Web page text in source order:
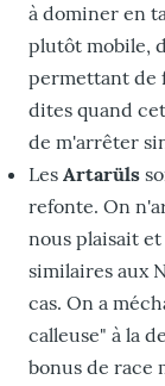
à dominer en
plutôt mobile,
permettant de
dites quand
de m'arrêter
Les Artarüls
refonte. On
nous plaisait
similaires aux
cas. On a
calleuse" à la
bonus de race